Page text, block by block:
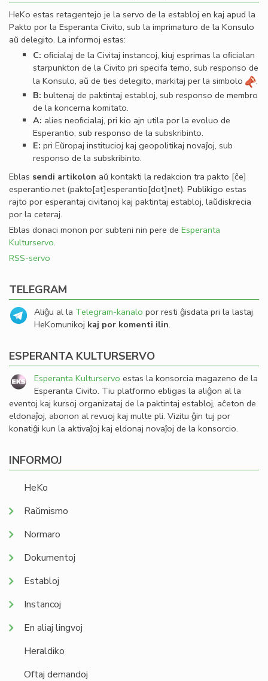
HeKo estas retagentejo je la servo de la establoj en kaj apud la
Pakto por la Esperanta Civito, sub la imprimaturo de la Konsulo
aŭ delegito. La informoj estas:
C: oﬁcialaj de la Civitaj instancoj, kiuj esprimas la oﬁcialan
starpunkton de la Civito pri specifa temo, sub responso de
la Konsulo, aŭ de ties delegito, markitaj per la simbolo
.
B: bultenaj de paktintaj establoj, sub responso de membro
de la koncerna komitato.
A: alies neoﬁcialaj, pri kio ajn utila por la evoluo de
Esperantio, sub responso de la subskribinto.
E: pri Eŭropaj institucioj kaj geopolitikaj novaĵoj, sub
responso de la subskribinto.
Eblas sendi artikolon aŭ kontakti la redakcion tra pakto [ĉe]
esperantio.net(pakto[at]esperantio[dot]net). Publikigo estas
rajto por esperantaj civitanoj kaj paktintaj establoj, laŭdiskrecia
por la ceteraj.
Eblas donaci monon por subteni nin pere de Esperanta
Kulturservo.
RSS-servo
TELEGRAM
Aliĝu al la Telegram-kanalo por resti ĝisdata pri la lastaj
HeKomunikoj kaj por komenti ilin.
ESPERANTA KULTURSERVO
Esperanta Kulturservo estas la konsorcia magazeno de la
Esperanta Civito. Tiu platformo ebligas la aliĝon al la
eventoj kaj kursoj organizataj de la paktintaj establoj, aĉeton de
eldonaĵoj, abonon al revuoj kaj multe pli. Vizitu ĝin tuj por
konatiĝi kun la aktivaĵoj kaj eldonaj novaĵoj de la konsorcio.
INFORMOJ
HeKo
Raŭmismo
Normaro
Dokumentoj
Establoj
Instancoj
En aliaj lingvoj
Heraldiko
Oftaj demandoj